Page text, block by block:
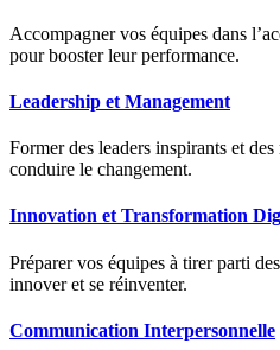
Accompagner vos équipes dans
pour booster leur performance.
Leadership et Management
Former des leaders inspirants et
conduire le changement.
Innovation et Transformation
Préparer vos équipes à tirer parti
innover et se réinventer.
Communication Interpersonnelle